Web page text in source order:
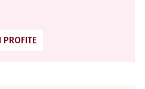
PROFITE